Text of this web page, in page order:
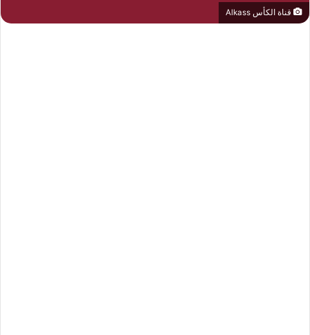
قناة الكأس Alkass